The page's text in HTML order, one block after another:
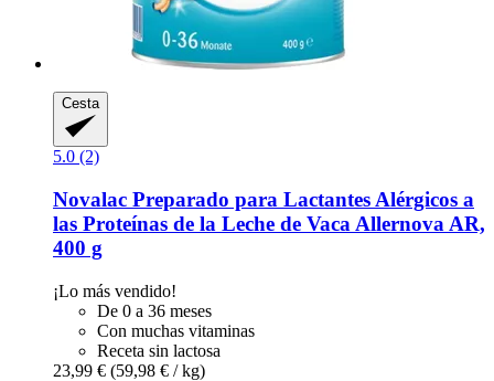
Cesta
5.0 (2)
Novalac Preparado para Lactantes Alérgicos a
las Proteínas de la Leche de Vaca Allernova AR,
400 g
¡Lo más vendido!
De 0 a 36 meses
Con muchas vitaminas
Receta sin lactosa
23,99 € (59,98 € / kg)